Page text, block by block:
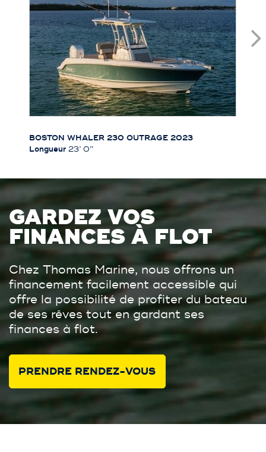
BOSTON WHALER 230 OUTRAGE 2023
Longueur 23’ 0’’
GARDEZ VOS
FINANCES À FLOT
Chez Thomas Marine, nous offrons un
financement facilement accessible qui
offre la possibilité de profiter du bateau
de ses rêves tout en gardant ses
finances à flot.
PRENDRE RENDEZ-VOUS